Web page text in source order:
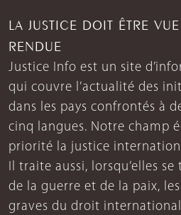
LA JUSTICE DOIT ÊTRE
RENDUE
Justice Info est un site
qui couvre l’actualité des
dans les pays confrontés à
cinq langues. Notre champ
priorité la justice
Il traite aussi, lorsqu’elles
de la guerre et de la paix,
graves du droit